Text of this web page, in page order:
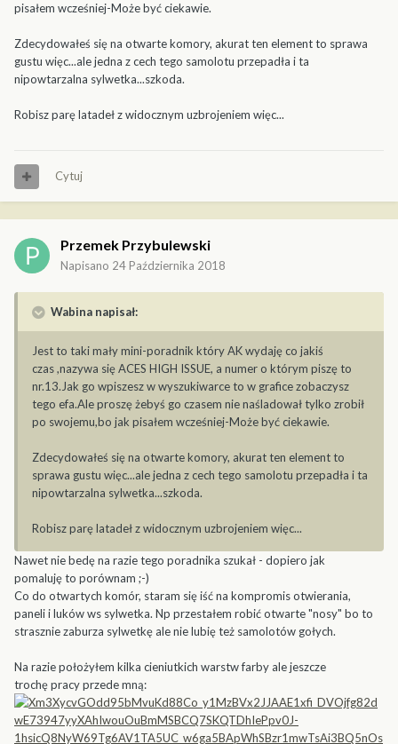
pisałem wcześniej-Może być ciekawie.
Zdecydowałeś się na otwarte komory, akurat ten element to sprawa
gustu więc...ale jedna z cech tego samolotu przepadła i ta
nipowtarzalna sylwetka...szkoda.
Robisz parę latadeł z widocznym uzbrojeniem więc...
Cytuj
Przemek Przybulewski
Napisano 24 Października 2018
Wabina napisał:
Jest to taki mały mini-poradnik który AK wydaję co jakiś
czas ,nazywa się ACES HIGH ISSUE, a numer o którym piszę to
nr.13.Jak go wpiszesz w wyszukiwarce to w grafice zobaczysz
tego efa.Ale proszę żebyś go czasem nie naśladował tylko zrobił
po swojemu,bo jak pisałem wcześniej-Może być ciekawie.
Zdecydowałeś się na otwarte komory, akurat ten element to
sprawa gustu więc...ale jedna z cech tego samolotu przepadła i ta
nipowtarzalna sylwetka...szkoda.
Robisz parę latadeł z widocznym uzbrojeniem więc...
Nawet nie bedę na razie tego poradnika szukał - dopiero jak
pomaluję to porównam ;-)
Co do otwartych komór, staram się iść na kompromis otwierania,
paneli i luków ws sylwetka. Np przestałem robić otwarte "nosy" bo to
strasznie zaburza sylwetkę ale nie lubię też samolotów gołych.
Na razie położyłem kilka cieniutkich warstw farby ale jeszcze
trochę pracy przede mną: